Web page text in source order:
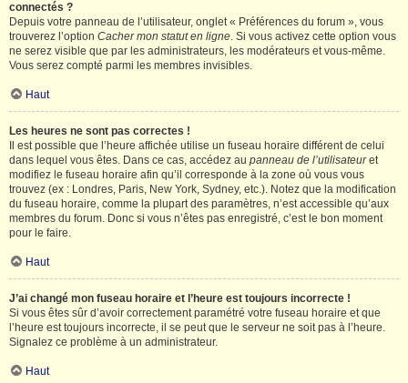
connectés ?
Depuis votre panneau de l’utilisateur, onglet « Préférences du forum », vous
trouverez l’option Cacher mon statut en ligne. Si vous activez cette option vous
ne serez visible que par les administrateurs, les modérateurs et vous-même.
Vous serez compté parmi les membres invisibles.
Haut
Les heures ne sont pas correctes !
Il est possible que l’heure affichée utilise un fuseau horaire différent de celui
dans lequel vous êtes. Dans ce cas, accédez au panneau de l’utilisateuret
modifiez le fuseau horaire afin qu’il corresponde à la zone où vous vous
trouvez (ex : Londres, Paris, New York, Sydney, etc.). Notez que la modification
du fuseau horaire, comme la plupart des paramètres, n’est accessible qu’aux
membres du forum. Donc si vous n’êtes pas enregistré, c’est le bon moment
pour le faire.
Haut
J’ai changé mon fuseau horaire et l’heure est toujours incorrecte !
Si vous êtes sûr d’avoir correctement paramétré votre fuseau horaire et que
l’heure est toujours incorrecte, il se peut que le serveur ne soit pas à l’heure.
Signalez ce problème à un administrateur.
Haut